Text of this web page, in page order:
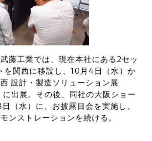
藤工業では、現在本社にある2セッ
を関西に移設し、10月4日（水）か
設計・製造ソリューション展
に出展。その後、同社の大阪ショー
（水）に、お披露目会を実施し、
ンストレーションを続ける。